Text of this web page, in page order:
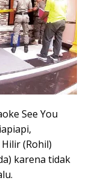
See You
(Rohil)
karena tidak